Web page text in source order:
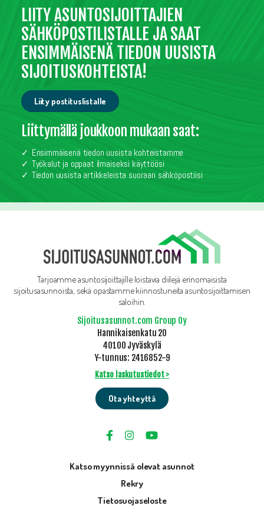
LIITY ASUNTOSIJOITTAJIEN
SÄHKÖPOSTILISTALLE JA SAAT
ENSIMMÄISENÄ TIEDON UUSISTA
SIJOITUSKOHTEISTA!
Liity postituslistalle
Liittymällä joukkoon mukaan saat:
Ensimmäisenä tiedon uusista kohteistamme
Työkalut ja oppaat ilmaiseksi käyttöösi
Tiedon uusista artikkeleista suoraan sähköpostiisi
Tarjoamme asuntosijoittajille loistavia diilejä erinomaisista
sijoitusasunnoista, sekä opastamme kiinnostuneita asuntosijoittamisen
saloihin.
Sijoitusasunnot.com Group Oy
Hannikaisenkatu 20
40100 Jyväskylä
Y-tunnus: 2416852-9
Katso laskutustiedot >
Ota yhteyttä
Katso myynnissä olevat asunnot
Rekry
Tietosuojaseloste